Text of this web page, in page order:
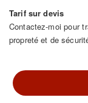
Tarif sur devis
Contactez-moi pour
propreté et de